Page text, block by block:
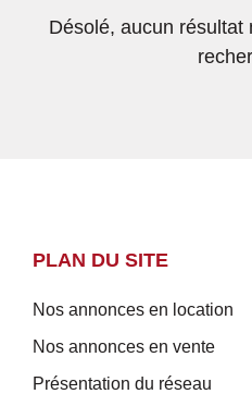
Désolé, aucun résultat
PLAN DU SITE
Nos annonces en location
Nos annonces en vente
Présentation du réseau